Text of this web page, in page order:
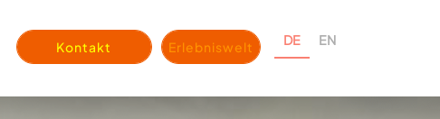
Kontakt Erlebniswelt DE EN